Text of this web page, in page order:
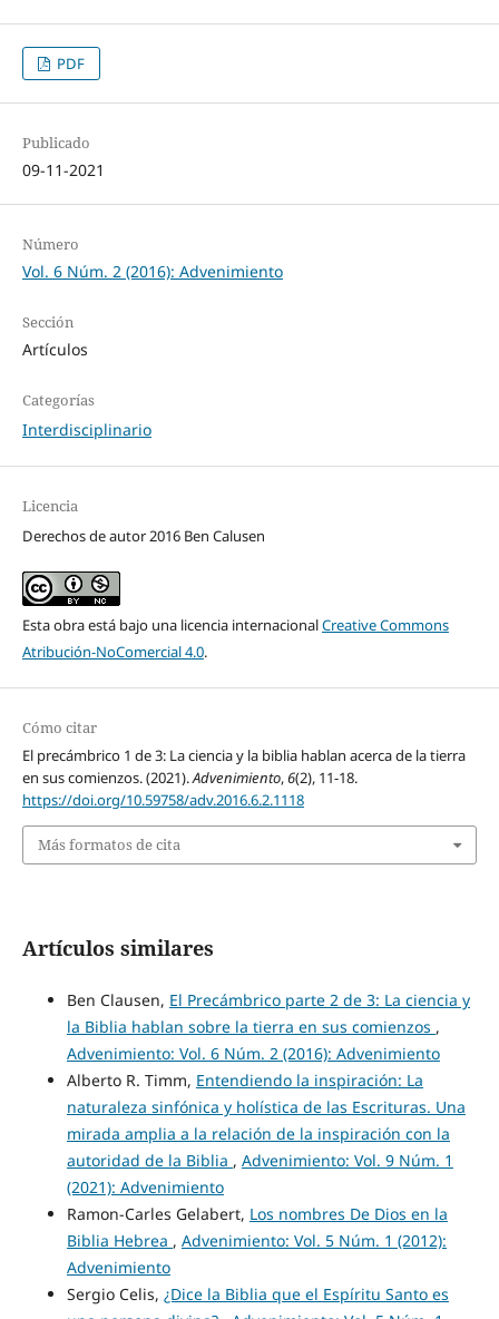
PDF
Publicado
09-11-2021
Número
Vol. 6 Núm. 2 (2016): Advenimiento
Sección
Artículos
Categorías
Interdisciplinario
Licencia
Derechos de autor 2016 Ben Calusen
Esta obra está bajo una licencia internacionalCreative Commons
Atribución-NoComercial 4.0.
Cómo citar
El precámbrico 1 de 3: La ciencia y la biblia hablan acerca de la tierra
en sus comienzos. (2021).Advenimiento,6(2), 11-18.
https://doi.org/10.59758/adv.2016.6.2.1118
Más formatos de cita
Artículos similares
Ben Clausen, El Precámbrico parte 2 de 3: La ciencia y
la Biblia hablan sobre la tierra en sus comienzos ,
Advenimiento: Vol. 6 Núm. 2 (2016): Advenimiento
Alberto R. Timm, Entendiendo la inspiración: La
naturaleza sinfónica y holística de las Escrituras. Una
mirada amplia a la relación de la inspiración con la
autoridad de la Biblia , Advenimiento: Vol. 9 Núm. 1
(2021): Advenimiento
Ramon-Carles Gelabert, Los nombres De Dios en la
Biblia Hebrea , Advenimiento: Vol. 5 Núm. 1 (2012):
Advenimiento
Sergio Celis, ¿Dice la Biblia que el Espíritu Santo es